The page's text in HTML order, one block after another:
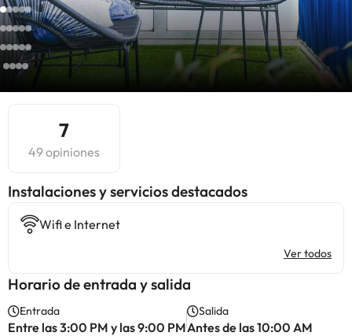
7
49 opiniones
Instalaciones y servicios destacados
Wifi e Internet
Ver todos
Horario de entrada y salida
Entrada
Entre las 3:00 PM y las 9:00 PM
Salida
Antes de las 10:00 AM